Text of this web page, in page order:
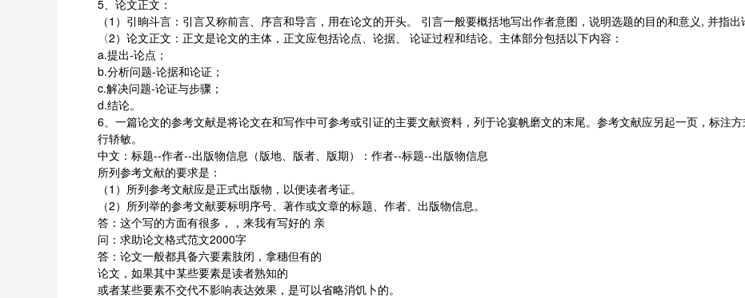
5、论文正文：
（1）引晌斗言：引言又称前言、序言和导言，用在论文的开头。 引言一般要概括地写出作者意图，说明选题的目的和意义, 并指
〈2）论文正文：正文是论文的主体，正文应包括论点、论据、 论证过程和结论。主体部分包括以下内容：
a.提出-论点；
b.分析问题-论据和论证；
c.解决问题-论证与步骤；
d.结论。
6、一篇论文的参考文献是将论文在和写作中可参考或引证的主要文献资料，列于论宴帆磨文的末尾。参考文献应另起一页，标注
行轿敏。
中文：标题--作者--出版物信息（版地、版者、版期）：作者--标题--出版物信息
所列参考文献的要求是：
（1）所列参考文献应是正式出版物，以便读者考证。
（2）所列举的参考文献要标明序号、著作或文章的标题、作者、出版物信息。
答：这个写的方面有很多，，来我有写好的 亲
问：求助论文格式范文2000字
答：论文一般都具备六要素肢闭，拿穗但有的
论文，如果其中某些要素是读者熟知的
或者某些要素不交代不影响表达效果，是可以省略消饥卜的。